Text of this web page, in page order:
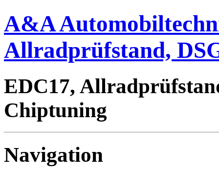
A&A
Allradprüfstand,
EDC17,
Chiptuning
Navigation